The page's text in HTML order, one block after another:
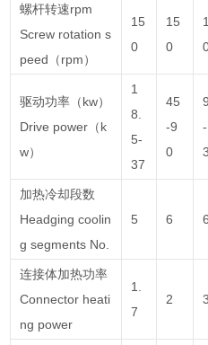
螺杆转速rpm
Screw rotation s
peed（rpm）
15
0
15
0
驱动功率（kw）
Drive power（k
w）
1
8.
5-
37
45
-9
0
加热冷却段数
Headging coolin
g segments No.
5 6 6
连接体加热功率
Connector heati
ng power
1.
7
2 3